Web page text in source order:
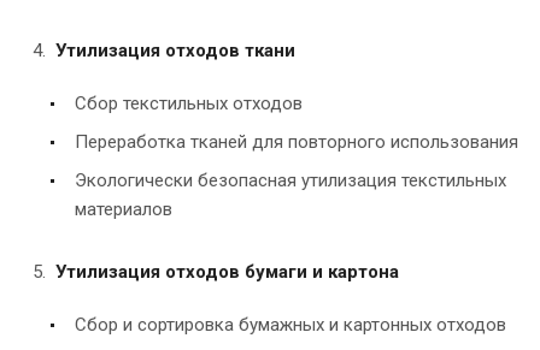
Утилизация отходов ткани
Сбор текстильных отходов
Переработка тканей для повторного использования
Экологически безопасная утилизация текстильных
материалов
Утилизация отходов бумаги и картона
Сбор и сортировка бумажных и картонных отходов